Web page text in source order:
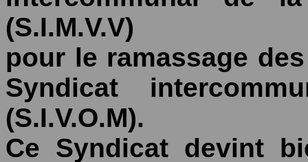
(S.I.M.V.V)
pour le ramassage
Syndicat
(S.I.V.O.M).
Ce Syndicat devint